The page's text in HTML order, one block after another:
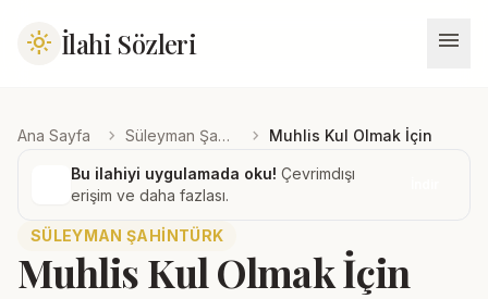
light_mode İlahi Sözleri menu
Ana Sayfa chevron_right Süleyman Şahintürk chevron_right Muhlis Kul Olmak İçin
Bu ilahiyi uygulamada oku! Çevrimdışı
erişim ve daha fazlası.
SÜLEYMAN ŞAHINTÜRK
Muhlis Kul Olmak İçin